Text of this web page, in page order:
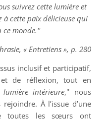
suivrez cette lumière et
à cette paix délicieuse qui
ce monde.''
« Entretiens », p. 280
inclusif et participatif,
de réflexion, tout en
intérieure,'' nous
À l’issue d’une
toutes les sœurs ont